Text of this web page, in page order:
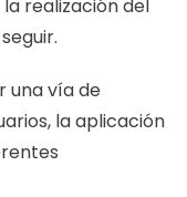
realización del
una vía de
la aplicación